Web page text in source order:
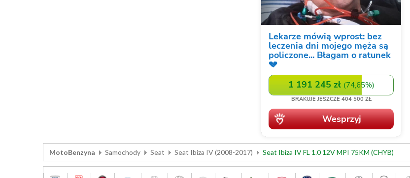
MotoBenzyna Samochody Seat Seat Ibiza IV (2008-2017) Seat Ibiza IV FL 1.0 12V MPI 75KM (CHYB)